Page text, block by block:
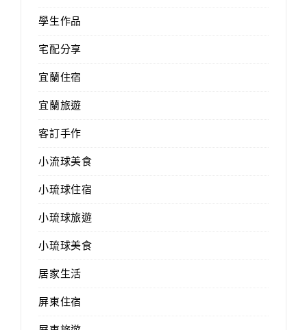
學生作品
宅配分享
宜蘭住宿
宜蘭旅遊
客訂手作
小流球美食
小琉球住宿
小琉球旅遊
小琉球美食
居家生活
屏東住宿